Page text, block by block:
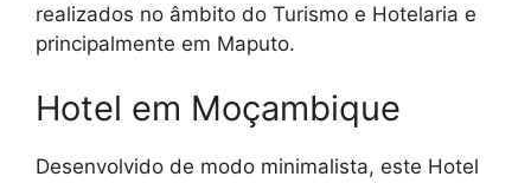
realizados no âmbito do Turismo e Hotelaria e
principalmente em Maputo.
Hotel em Moçambique
Desenvolvido de modo minimalista, este Hotel